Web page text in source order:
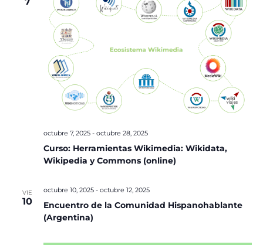
Curso: Herramientas Wikimedia: Wikidata,
Wikipedia y Commons (online)
octubre 7, 2025- octubre 28, 2025
VIE
10
Encuentro de la Comunidad Hispanohablante
(Argentina)
octubre 10, 2025- octubre 12, 2025